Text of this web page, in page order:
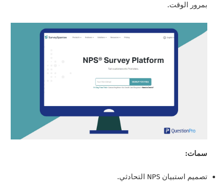
بمرور الوقت.
سمات:
تصميم استبيان NPS التحادثي.